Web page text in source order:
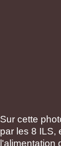
Sur cette
par les 8 ILS,
l'alimentation